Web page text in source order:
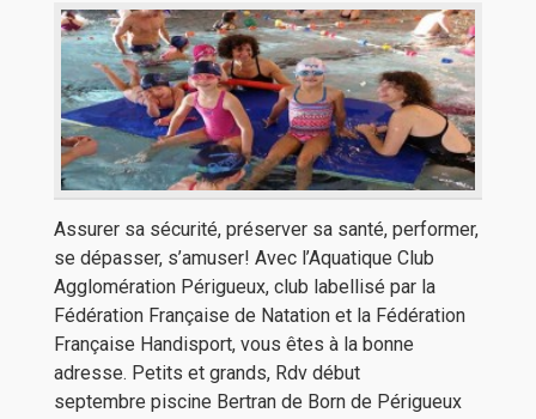
Assurer sa sécurité, préserver sa santé, performer,
se dépasser, s’amuser! Avec l’Aquatique Club
Agglomération Périgueux, club labellisé par la
Fédération Française de Natation et la Fédération
Française Handisport, vous êtes à la bonne
adresse. Petits et grands, Rdv début
septembre piscine Bertran de Born de Périgueux